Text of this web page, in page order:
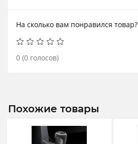
На сколько вам понравился товар?
0 (0 голосов)
Похожие товары